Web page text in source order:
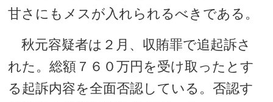
甘さにもメスが入れられるべきである。
秋元容疑者は２月、収賄罪で追起訴さ
れた。総額７６０万円を受け取ったとす
る起訴内容を全面否認している。否認す